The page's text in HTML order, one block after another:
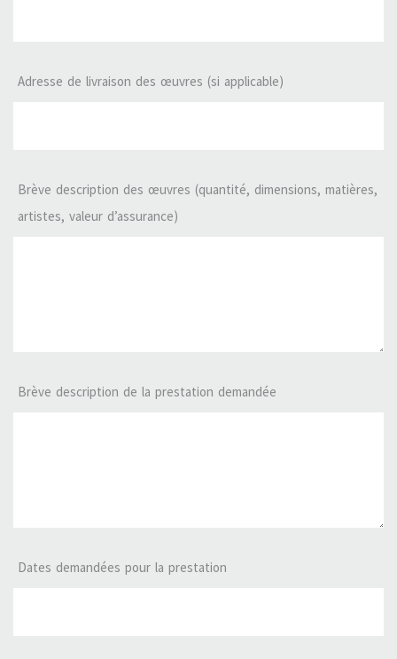
Adresse de livraison des œuvres (si applicable)
Brève description des œuvres (quantité, dimensions, matières,
artistes, valeur d’assurance)
Brève description de la prestation demandée
Dates demandées pour la prestation